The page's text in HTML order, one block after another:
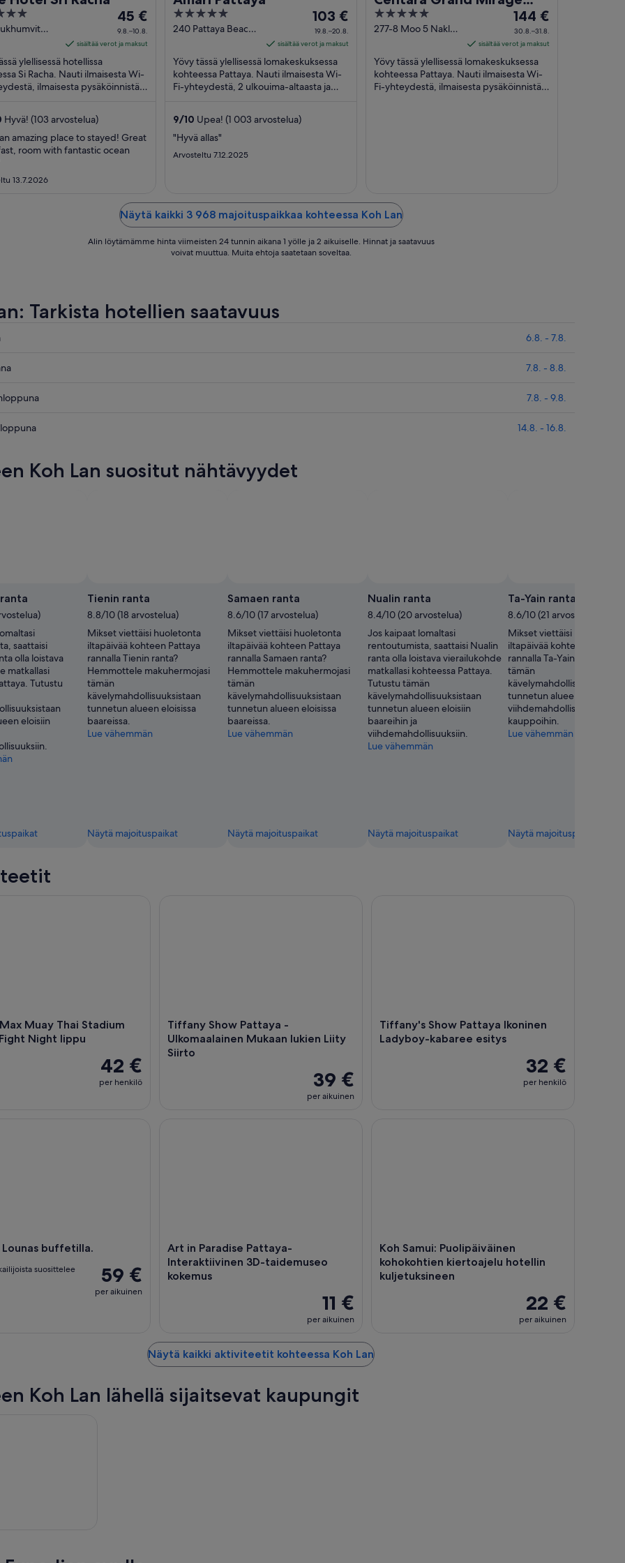
Hinta
on
45 €
yö
ajalle
10.8.
45 €
9.8.–10.8.
sisältää verot ja maksut
ylellisessä hotellissa
Si Racha. Nauti ilmaisesta Wi-
ilmaisesta pysäköinnistä
Hyvä! (103 arvostelua)
amazing place to stayed! Great
room with fantastic ocean
13.7.2026
5
out
5
240 Pattaya Beach
Hinta
on
103 €
per
yö
ajalle
103 €
19.8.–20.8.
sisältää verot ja maksut
Yövy tässä ylellisessä lomakeskuksessa
kohteessa Pattaya. Nauti ilmaisesta Wi-
Fi-yhteydestä, 2 ulkouima-altaasta ja
9/10 Upea! (1 003 arvostelua)
"Hyvä allas"
Arvosteltu 7.12.2025
Beach Resort Pattaya
5
out
5
277-8 Moo 5 Naklua
Hinta
on
144 €
per
yö
ajalle
144 €
30.8.–31.8.
sisältää verot ja maksut
Yövy tässä ylellisessä lomakeskuksessa
kohteessa Pattaya. Nauti ilmaisesta Wi-
Fi-yhteydestä, ilmaisesta pysäköinnistä
Näytä kaikki 3 968 majoituspaikkaa kohteessa Koh Lan
Alin löytämämme hinta viimeisten 24 tunnin aikana 1 yölle ja 2 aikuiselle. Hinnat ja saatavuus
voivat muuttua. Muita ehtoja saatetaan soveltaa.
Tarkista hotellien saatavuus
6.8. - 7.8.
7.8. - 8.8.
7.8. - 9.8.
14.8. - 16.8.
Koh Lan suositut nähtävyydet
valokuva:
Sajal
Mukherjee
saattaisi
olla loistava
matkallasi
Tutustu
eloisiin
Tienin ranta
8.8/10 (18 arvostelua)
Mikset viettäisi huoletonta
iltapäivää kohteen Pattaya
rannalla Tienin ranta?
Hemmottele makuhermojasi
tämän
kävelymahdollisuuksistaan
tunnetun alueen eloisissa
baareissa.
Lue vähemmän
Näytä majoituspaikat
Samaen ranta
8.6/10 (17 arvostelua)
Mikset viettäisi huoletonta
iltapäivää kohteen Pattaya
rannalla Samaen ranta?
Hemmottele makuhermojasi
tämän
kävelymahdollisuuksistaan
tunnetun alueen eloisissa
baareissa.
Lue vähemmän
Näytä majoituspaikat
Nualin ranta
8.4/10 (20 arvostelua)
Jos kaipaat lomaltasi
rentoutumista, saattaisi Nualin
ranta olla loistava vierailukohde
matkallasi kohteessa Pattaya.
Tutustu tämän
kävelymahdollisuuksistaan
tunnetun alueen eloisiin
baareihin ja
viihdemahdollisuuksiin.
Lue vähemmän
Näytä majoituspaikat
Ta-Yain ranta
8.6/10 (21 arvostelua)
Mikset viettäisi huoletonta
iltapäivää kohteen Pattaya
rannalla Ta-Yain ranta?
tämän
kävelymahdollisuuksistaan
tunnetun alueen
viihdemahdollisuuksiin ja
kauppoihin.
Lue vähemmän
Näytä majoituspaikat
Muay Thai Stadium
Night lippu
42 €
per henkilö
Tiffany Show Pattaya -
Ulkomaalainen Mukaan lukien Liity
Siirto
39 €
per aikuinen
Tiffany's Show Pattaya Ikoninen
Ladyboy-kabaree esitys
32 €
per henkilö
buffetilla.
59 €
per aikuinen
suosittelee
Art in Paradise Pattaya-
Interaktiivinen 3D-taidemuseo
kokemus
11 €
per aikuinen
Koh Samui: Puolipäiväinen
kohokohtien kiertoajelu hotellin
kuljetuksineen
22 €
per aikuinen
Näytä kaikki aktiviteetit kohteessa Koh Lan
Koh Lan lähellä sijaitsevat kaupungit